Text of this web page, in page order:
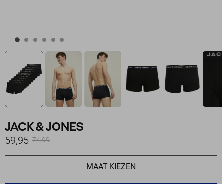
JACK & JONES
59,95 74,99
MAAT KIEZEN